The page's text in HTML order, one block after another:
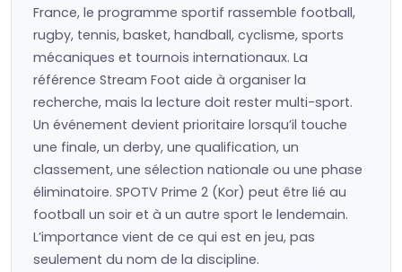
France, le programme sportif rassemble football,
rugby, tennis, basket, handball, cyclisme, sports
mécaniques et tournois internationaux. La
référence Stream Foot aide à organiser la
recherche, mais la lecture doit rester multi-sport.
Un événement devient prioritaire lorsqu’il touche
une finale, un derby, une qualification, un
classement, une sélection nationale ou une phase
éliminatoire. SPOTV Prime 2 (Kor) peut être lié au
football un soir et à un autre sport le lendemain.
L’importance vient de ce qui est en jeu, pas
seulement du nom de la discipline.